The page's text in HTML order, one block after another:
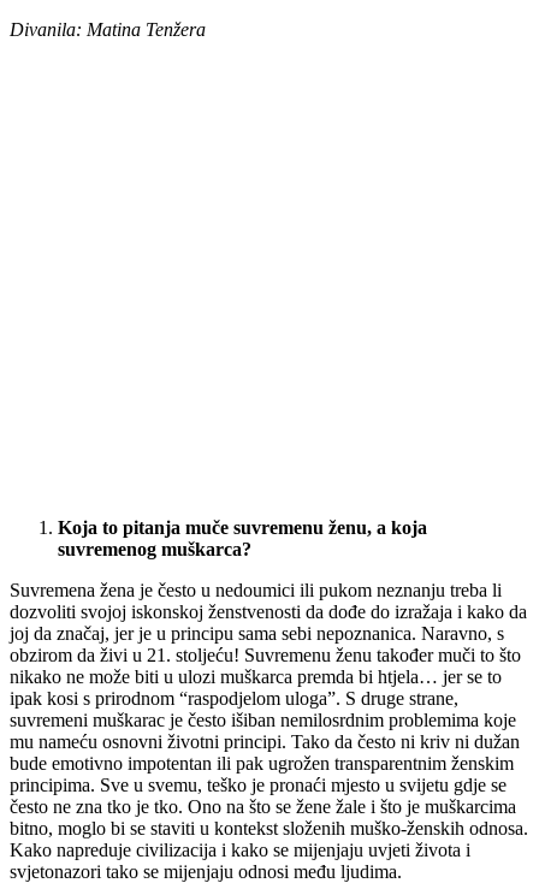
Divanila: Matina Tenžera
Koja to pitanja muče suvremenu ženu, a koja
suvremenog muškarca?
Suvremena žena je često u nedoumici ili pukom neznanju treba li
dozvoliti svojoj iskonskoj ženstvenosti da dođe do izražaja i kako da
joj da značaj, jer je u principu sama sebi nepoznanica. Naravno, s
obzirom da živi u 21. stoljeću! Suvremenu ženu također muči to što
nikako ne može biti u ulozi muškarca premda bi htjela… jer se to
ipak kosi s prirodnom “raspodjelom uloga”. S druge strane,
suvremeni muškarac je često išiban nemilosrdnim problemima koje
mu nameću osnovni životni principi. Tako da često ni kriv ni dužan
bude emotivno impotentan ili pak ugrožen transparentnim ženskim
principima. Sve u svemu, teško je pronaći mjesto u svijetu gdje se
često ne zna tko je tko. Ono na što se žene žale i što je muškarcima
bitno, moglo bi se staviti u kontekst složenih muško-ženskih odnosa.
Kako napreduje civilizacija i kako se mijenjaju uvjeti života i
svjetonazori tako se mijenjaju odnosi među ljudima.